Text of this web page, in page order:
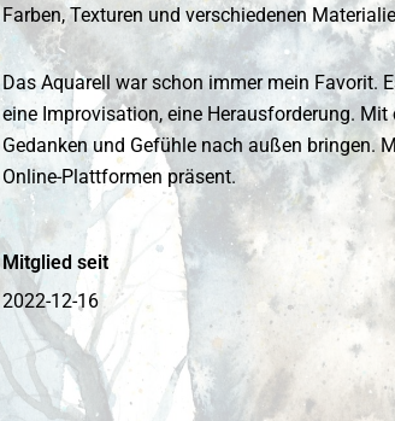
Farben, Texturen und verschiedenen
Das Aquarell war schon immer mein Favorit.
eine Improvisation, eine Herausforderung.
Gedanken und Gefühle nach außen bringen.
Online-Plattformen präsent.
Mitglied seit
2022-12-16